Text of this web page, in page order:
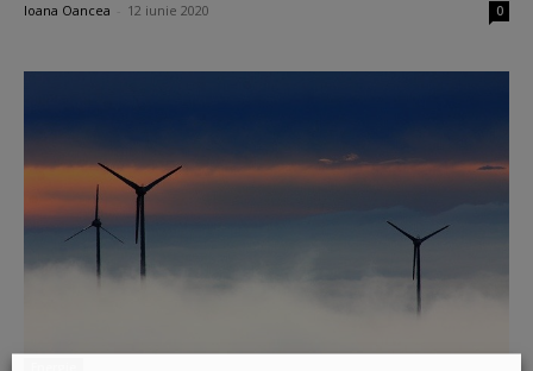
Ioana Oancea 12 iunie 2020 0